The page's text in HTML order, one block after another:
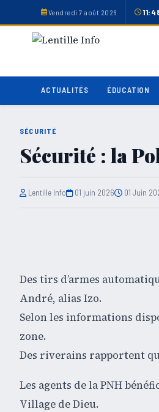
Vendredi 7 août 2026
ACTUALITÉS ÉDUCATION
SÉCURITÉ
Sécurité : la
Lentille Info 01 juin 2026 01 Juin
Des tirs d’armes
André, alias Izo.
Selon les informations
zone.
Des riverains rapportent
Les agents de la PNH
Village de Dieu.